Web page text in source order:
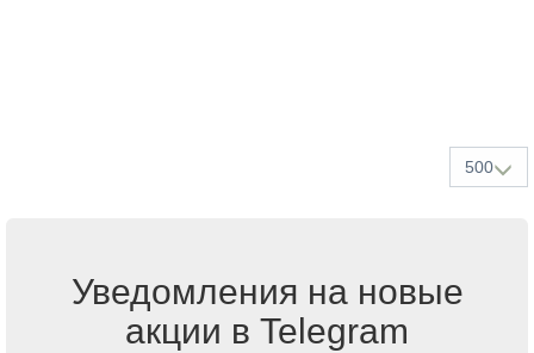
500
Уведомления на новые
акции в Telegram